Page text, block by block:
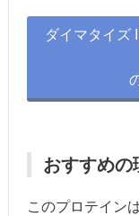
ダイマタイズ
おすすめの
このプロテイン